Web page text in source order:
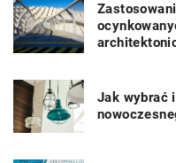
Jak wybrać